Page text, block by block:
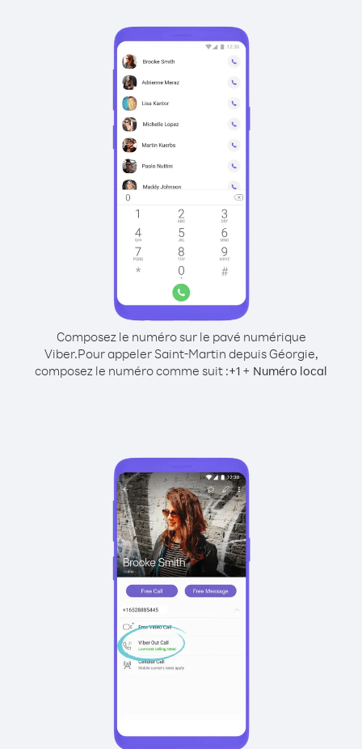
Composez le numéro sur le pavé numérique
Viber.Pour appeler Saint-Martin depuis Géorgie,
composez le numéro comme suit :+1 + Numéro local